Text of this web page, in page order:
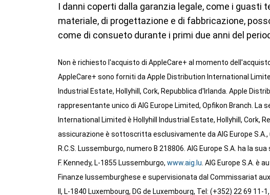
I danni coperti dalla garanzia legale, come i guasti
materiale, di progettazione e di fabbricazione,
come di consueto durante i primi due anni del
Non è richiesto l'acquisto di AppleCare+ al momento
AppleCare+ sono forniti da Apple Distribution International
Industrial Estate, Hollyhill, Cork, Repubblica d'Irlanda. Apple
rappresentante unico di AIG Europe Limited, Opfikon Branch. La
International Limited è Hollyhill Industrial Estate, Hollyhill, Cork,
assicurazione è sottoscritta esclusivamente da AIG Europe
R.C.S. Lussemburgo, numero B 218806. AIG Europe S.A. ha la
F. Kennedy, L-1855 Lussemburgo, www.aig.lu . AIG Europe S.A. è
Finanze lussemburghese e supervisionata dal Commissariat
II, L-1840 Luxembourg, DG de Luxembourg, Tel: (+352) 22 69 11-1,